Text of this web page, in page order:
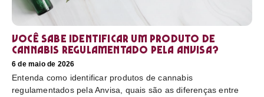
Você sabe identificar um produto de
cannabis regulamentado pela Anvisa?
6 de maio de 2026
Entenda como identificar produtos de cannabis
regulamentados pela Anvisa, quais são as diferenças entre